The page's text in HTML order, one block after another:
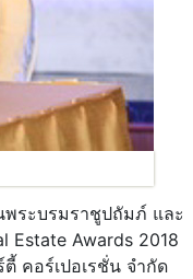
ระบรมราชูปถัมภ์ และ
Estate Awards 2018
คอร์เปอเรชั่น จำกัด